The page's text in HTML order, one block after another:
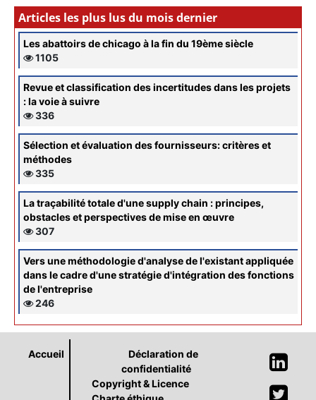
Articles les plus lus du mois dernier
Les abattoirs de chicago à la fin du 19ème siècle
1105
Revue et classification des incertitudes dans les projets
: la voie à suivre
336
Sélection et évaluation des fournisseurs: critères et
méthodes
335
La traçabilité totale d'une supply chain : principes,
obstacles et perspectives de mise en œuvre
307
Vers une méthodologie d'analyse de l'existant appliquée
dans le cadre d'une stratégie d'intégration des fonctions
de l'entreprise
246
Accueil
Déclaration de
confidentialité
Copyright & Licence